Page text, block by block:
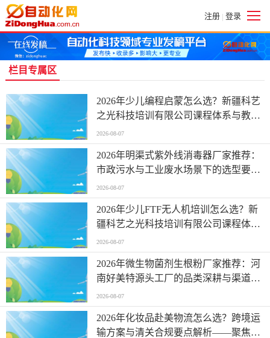
注册 | 登录
栏目专属区
2026年少儿编程启蒙怎么选？新疆科艺
之光科技培训有限公司课程体系与教学
实力详解
2026-08-07
2026年明渠式紫外线消毒器厂家推荐：
市政污水与工业废水场景下的选型要点
与实力企业解析
2026-08-07
2026年少儿FTF无人机培训怎么选？新
疆科艺之光科技培训有限公司课程体
系、师资沉淀与竞赛成果全解析
2026-08-07
2026年微生物菌剂生根粉厂家推荐：河
南好美特源头工厂的品类深耕与渠道适
配解析
2026-08-07
2026年化妆品赴美物流怎么选？跨境运
输方案与清关合规要点解析——聚焦浩